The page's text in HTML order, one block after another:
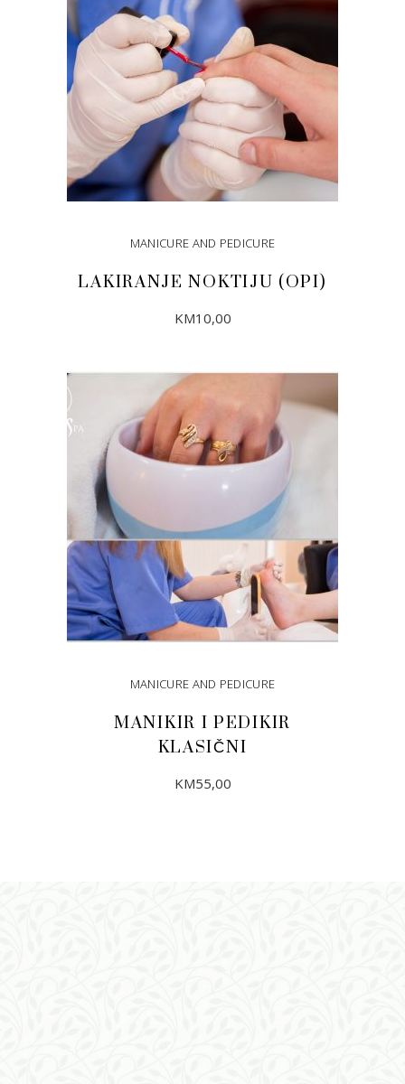
MANICURE AND PEDICURE
LAKIRANJE NOKTIJU (OPI)
KM10,00
DODAJ U KORPU
MANICURE AND PEDICURE
MANIKIR I PEDIKIR
KLASIČNI
KM55,00